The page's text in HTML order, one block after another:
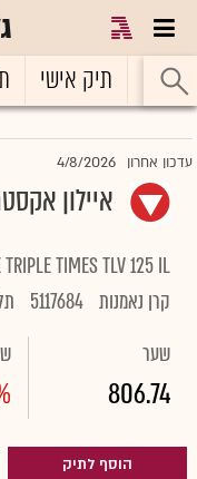
ראשי תיק אישי
עדכון אחרון 4/8/2026
איילון אקסטרים
TRIPLE TIMES TLV 125 IL
קרן נאמנות 5117684
שער
806.74
הוסף לתיק